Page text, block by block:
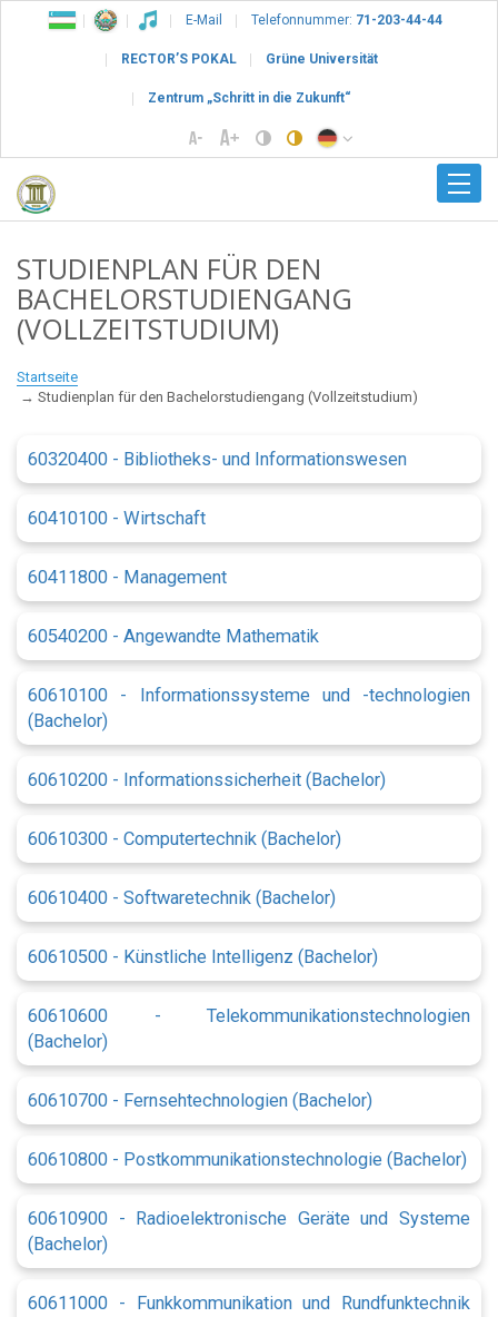
E-Mail Telefonnummer: 71-203-44-44
RECTOR’S POKAL Grüne Universität
Zentrum „Schritt in die Zukunft“
STUDIENPLAN FÜR DEN
BACHELORSTUDIENGANG
(VOLLZEITSTUDIUM)
Startseite
Studienplan für den Bachelorstudiengang (Vollzeitstudium)
60320400 - Bibliotheks- und Informationswesen
60410100 - Wirtschaft
60411800 - Management
60540200 - Angewandte Mathematik
60610100 - Informationssysteme und -technologien
(Bachelor)
60610200 - Informationssicherheit (Bachelor)
60610300 - Computertechnik (Bachelor)
60610400 - Softwaretechnik (Bachelor)
60610500 - Künstliche Intelligenz (Bachelor)
60610600 - Telekommunikationstechnologien
(Bachelor)
60610700 - Fernsehtechnologien (Bachelor)
60610800 - Postkommunikationstechnologie (Bachelor)
60610900 - Radioelektronische Geräte und Systeme
(Bachelor)
60611000 - Funkkommunikation und Rundfunktechnik